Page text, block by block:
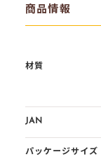
商品情報
材質
JAN
パッケージサイズ